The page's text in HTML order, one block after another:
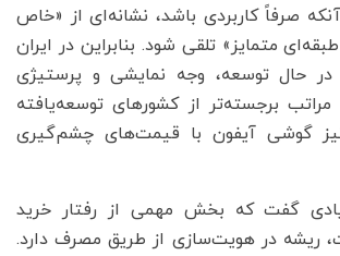
صرفاً کاربردی باشد، نشانه‌ای از «خاص
متمایز» تلقی شود. بنابراین در ایران
حال توسعه، وجه نمایشی و پرستیژی
برجسته‌تر از کشورهای توسعه‌یافته
گوشی آیفون با قیمت‌های چشم‌گیری
گفت که بخش مهمی از رفتار خرید
ریشه در هویت‌سازی از طریق مصرف دارد.